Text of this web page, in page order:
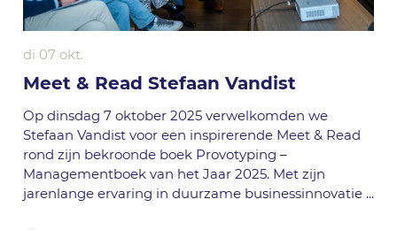
di 07 okt.
Meet & Read Stefaan Vandist
Op dinsdag 7 oktober 2025 verwelkomden we
Stefaan Vandist voor een inspirerende Meet & Read
rond zijn bekroonde boek Provotyping –
Managementboek van het Jaar 2025. Met zijn
jarenlange ervaring in duurzame businessinnovatie ...